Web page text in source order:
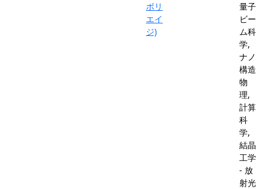
ボリ
エイ
ジ)
量子
ビー
ム科
学,
ナノ
構造
物
理,
計算
科
学,
結晶
工学
- 放
射光